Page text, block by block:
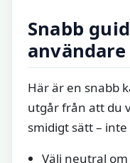
Snabb
användare
Här är en snabb
utgår från att du
smidigt sätt –
Välj neutral